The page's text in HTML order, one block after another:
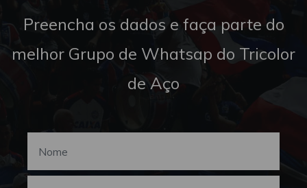
Preencha os dados e faça parte do
melhor Grupo de Whatsap do Tricolor
de Aço